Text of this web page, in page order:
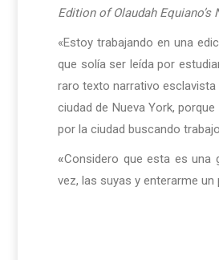
Edition of Olaudah
«Estoy trabajando en una
que solía ser leída por
raro texto narrativo
ciudad de Nueva York,
por la ciudad buscando
«Considero que esta es una
vez, las suyas y enterarme